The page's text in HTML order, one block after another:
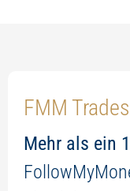
FMM Trades
Mehr als ein